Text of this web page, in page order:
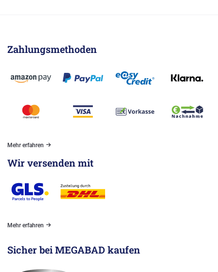
Zahlungsmethoden
Mehr erfahren
Wir versenden mit
Mehr erfahren
Sicher bei MEGABAD kaufen